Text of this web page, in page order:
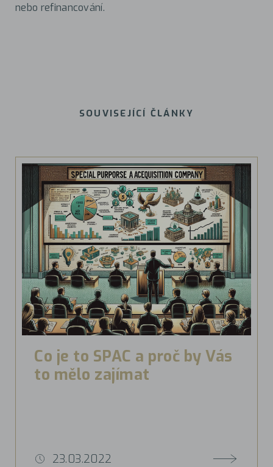
nebo refinancování.
SOUVISEJÍCÍ ČLÁNKY
Co je to SPAC a proč by Vás
to mělo zajímat
23.03.2022